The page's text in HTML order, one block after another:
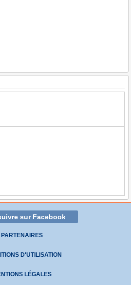
sur Facebook
PARTENAIRES
D'UTILISATION
LÉGALES